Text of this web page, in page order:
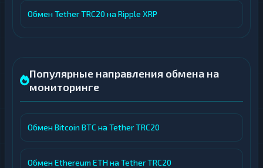
Обмен Tether TRC20 на Ripple XRP
Популярные направления обмена на
мониторинге
Обмен Bitcoin BTC на Tether TRC20
Обмен Ethereum ETH на Tether TRC20